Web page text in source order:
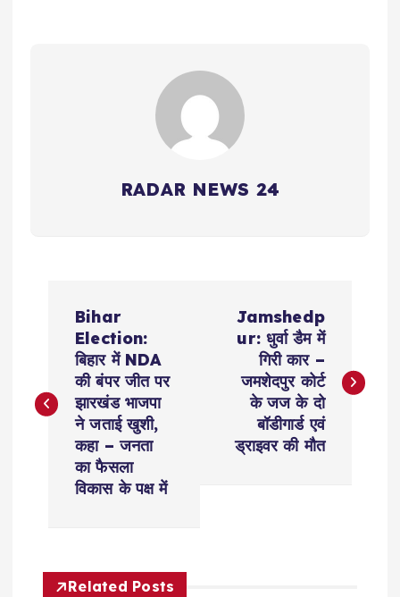
RADAR NEWS 24
s
v
Bihar
Election:
बिहार में NDA
की बंपर जीत पर
झारखंड भाजपा
ने जताई खुशी,
कहा – जनता
का फैसला
विकास के पक्ष में
Jamshedp
ur: धुर्वा डैम में
गिरी कार –
जमशेदपुर कोर्ट
के जज के दो
बॉडीगार्ड एवं
ड्राइवर की मौत
Related Posts